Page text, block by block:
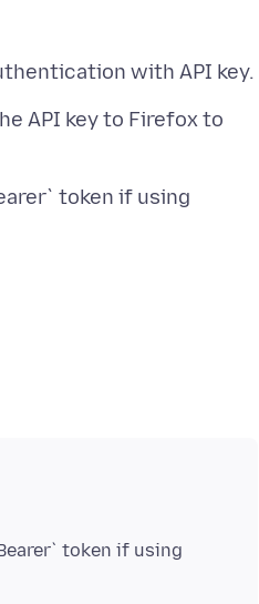
API key to Firefox to
token if using
token if using